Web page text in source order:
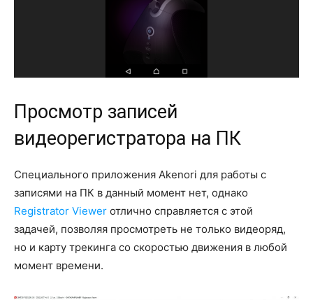
Просмотр записей
видеорегистратора на ПК
Специального приложения Akenori для работы с
записями на ПК в данный момент нет, однако
Registrator Viewer отлично справляется с этой
задачей, позволяя просмотреть не только видеоряд,
но и карту трекинга со скоростью движения в любой
момент времени.